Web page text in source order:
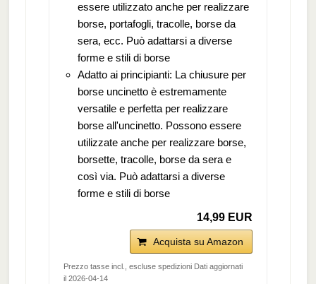
essere utilizzato anche per realizzare
borse, portafogli, tracolle, borse da
sera, ecc. Può adattarsi a diverse
forme e stili di borse
Adatto ai principianti: La chiusure per
borse uncinetto è estremamente
versatile e perfetta per realizzare
borse all'uncinetto. Possono essere
utilizzate anche per realizzare borse,
borsette, tracolle, borse da sera e
così via. Può adattarsi a diverse
forme e stili di borse
14,99 EUR
Acquista su Amazon
Prezzo tasse incl., escluse spedizioni Dati aggiornati
il 2026-04-14